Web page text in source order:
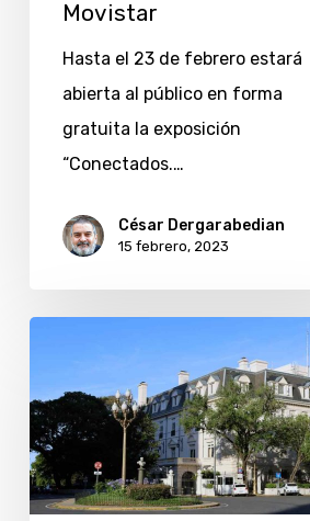
Movistar
Hasta el 23 de febrero estará
abierta al público en forma
gratuita la exposición
“Conectados.…
César Dergarabedian
15 febrero, 2023
de
Recoleta:
París
en